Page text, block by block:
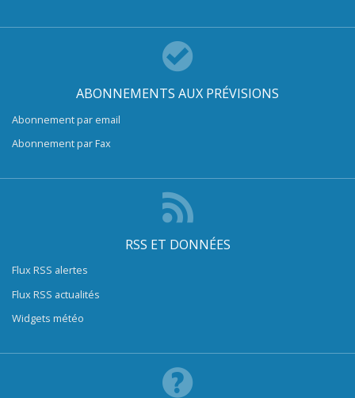
ABONNEMENTS AUX PRÉVISIONS
Abonnement par email
Abonnement par Fax
RSS ET DONNÉES
Flux RSS alertes
Flux RSS actualités
Widgets météo